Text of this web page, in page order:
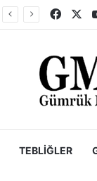
TEBLIĞLER